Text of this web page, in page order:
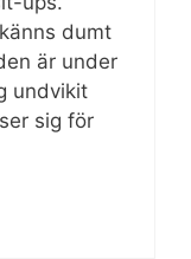
dumt
är under
undvikit
sig för